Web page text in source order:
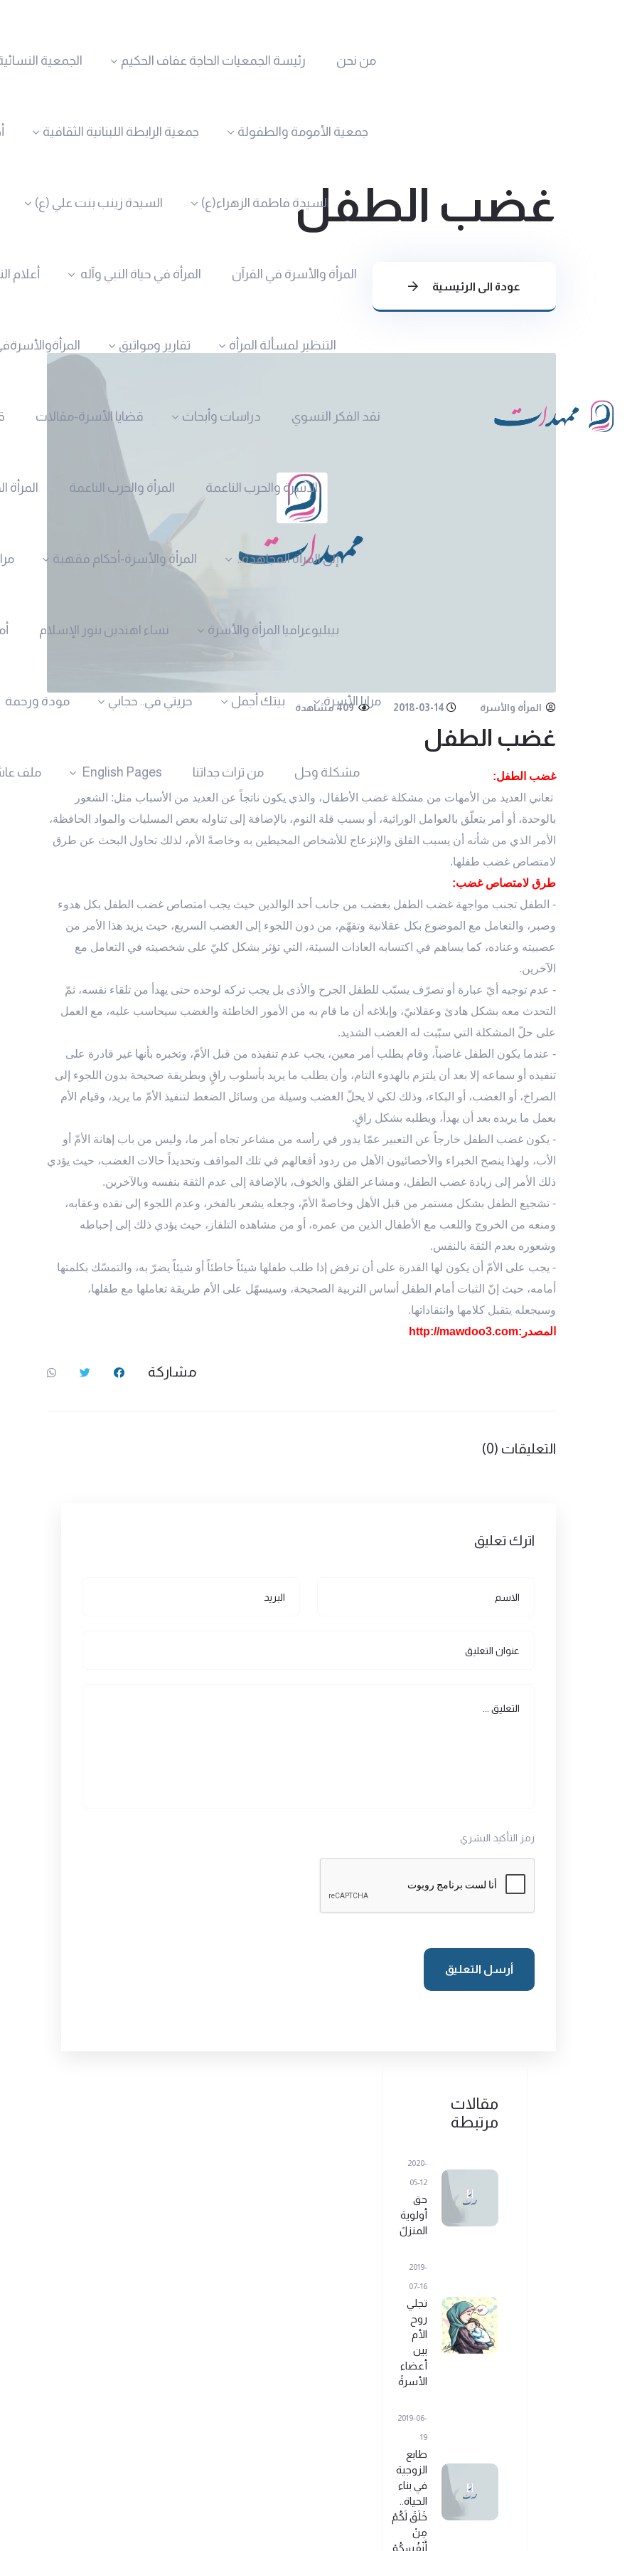
من نحن رئيسة الجمعيات الحاجة عفاف الحكيم الجمعية
جمعية الأمومة والطفولة جمعية الرابطة اللبنانية الثقافية
السيدة فاطمة الزهراء(ع) السيدة زينب بنت علي (ع)
المرأة والأسرة في القرآن المرأة في حياة النبي وآله أعلام
التنظير لمسألة المرأة تقارير ومواثيق
نقد الفكر النسوي دراسات وأبحاث قضايا الأسرة-مقالات
الأسرة والحرب الناعمة المرأة والحرب الناعمة المرأة
إلى المرأة المجاهدة.. المرأة والأسرة-أحكام فقهية
بيبليوغرافيا المرأة والأسرة نساء اهتدين بنور الإسلام
مرايا الأسرة بيتك أجمل حريتي في.. حجابي مودة ورحمة
مشكلة وحل من تراث جداتنا English Pages ملف
غضب الطفل
عودة الى الرئيسية
المرأة والأسرة 2018-03-14 409 مشاهدة
غضب الطفل
غضب الطفل:
تعاني العديد من الأمهات من مشكلة غضب الأطفال، والذي يكون ناتجاً عن العديد من الأسباب مثل: الشعور
بالوحدة، أو أمر يتعلّق بالعوامل الوراثية، أو بسبب قلة النوم، بالإضافة إلى تناوله بعض المسليات والمواد الحافظة،
الأمر الذي من شأنه أن يسبب القلق والإنزعاج للأشخاص المحيطين به وخاصةً الأم، لذلك تحاول البحث عن طرق
لامتصاص غضب طفلها.
طرق لامتصاص غضب:
- الطفل تجنب مواجهة غضب الطفل بغضب من جانب أحد الوالدين حيث يجب امتصاص غضب الطفل بكل هدوء
وصبر، والتعامل مع الموضوع بكل عقلانية وتفهّم، من دون اللجوء إلى الغضب السريع، حيث يزيد هذا الأمر من
عصبيته وعناده، كما يساهم في اكتسابه العادات السيئة، التي تؤثر بشكل كليّ على شخصيته في التعامل مع
الآخرين.
- عدم توجيه أيّ عبارة أو تصرّف يسبّب للطفل الجرح والأذى بل يجب تركه لوحده حتى يهدأ من تلقاء نفسه، ثمّ
التحدث معه بشكل هادئ وعقلانيّ، وإبلاغه أن ما قام به من الأمور الخاطئة والغضب سيحاسب عليه، مع العمل
على حلّ المشكلة التي سبّبت له الغضب الشديد.
- عندما يكون الطفل غاضباً، وقام بطلب أمر معين، يجب عدم تنفيذه من قبل الأمّ، وتخبره بأنها غير قادرة على
تنفيذه أو سماعه إلا بعد أن يلتزم بالهدوء التام، وأن يطلب ما يريد بأسلوب راقٍ وبطريقة صحيحة بدون اللجوء إلى
الصراخ، أو الغضب، أو البكاء، وذلك لكي لا يحلّ الغضب وسيلة من وسائل الضغط لتنفيذ الأمّ ما يريد، وقيام الأم
بعمل ما يريده بعد أن يهدأ، ويطلبه بشكل راقٍ.
- يكون غضب الطفل خارجاً عن التعبير عمّا يدور في رأسه من مشاعر تجاه أمر ما، وليس من باب إهانة الأمّ أو
الأب، ولهذا ينصح الخبراء والأخصائيون الأهل من ردود أفعالهم في تلك المواقف وتحديداً حالات الغضب، حيث يؤدي
ذلك الأمر إلى زيادة غضب الطفل، ومشاعر القلق والخوف، بالإضافة إلى عدم الثقة بنفسه وبالآخرين.
- تشجيع الطفل بشكل مستمر من قبل الأهل وخاصةً الأمّ، وجعله يشعر بالفخر، وعدم اللجوء إلى نقده وعقابه،
ومنعه من الخروج واللعب مع الأطفال الذين من عمره، أو من مشاهده التلفاز، حيث يؤدي ذلك إلى إحباطه
وشعوره بعدم الثقة بالنفس.
- يجب على الأمّ أن يكون لها القدرة على أن ترفض إذا طلب طفلها شيئاً خاطئاً أو شيئاً يضرّ به، والتمسّك بكلمتها
أمامه، حيث إنّ الثبات أمام الطفل أساس التربية الصحيحة، وسيسهّل على الأم طريقة تعاملها مع طفلها،
وسيجعله يتقبل كلامها وانتقاداتها.
المصدر:http://mawdoo3.com
مشاركة
التعليقات (0)
اترك تعليق
رمز التأكيد البشري
أرسل التعليق
مقالات
مرتبطة
2020-
05-12
حق
أولوية
المنزلً
2019-
07-16
تجلي
روح
الأم
بين
أعضاء
الأسرةً
2019-06-
19
طابع
الزوجية
في بناء
الحياة..
خَلَقَ لَكُمْ
مِنْ
أَنْفُسِكُمْ